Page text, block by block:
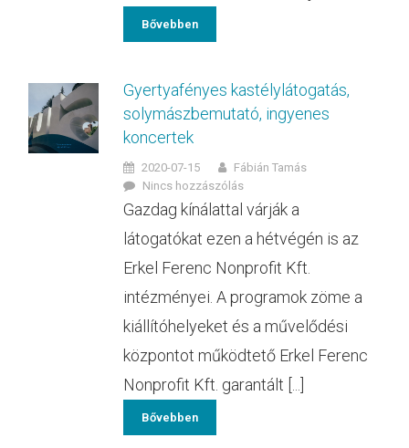
Bővebben
Gyertyafényes kastélylátogatás,
solymászbemutató, ingyenes
koncertek
2020-07-15
Fábián Tamás
Nincs hozzászólás
Gazdag kínálattal várják a
látogatókat ezen a hétvégén is az
Erkel Ferenc Nonprofit Kft.
intézményei. A programok zöme a
kiállítóhelyeket és a művelődési
központot működtető Erkel Ferenc
Nonprofit Kft. garantált [...]
Bővebben